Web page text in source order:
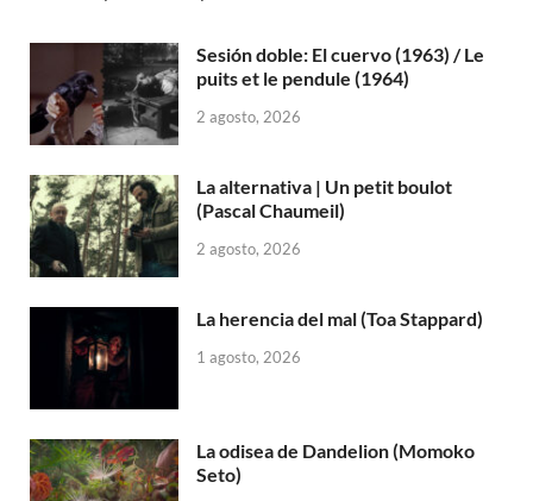
Sesión doble: El cuervo (1963) / Le
puits et le pendule (1964)
2 agosto, 2026
La alternativa | Un petit boulot
(Pascal Chaumeil)
2 agosto, 2026
La herencia del mal (Toa Stappard)
1 agosto, 2026
La odisea de Dandelion (Momoko
Seto)